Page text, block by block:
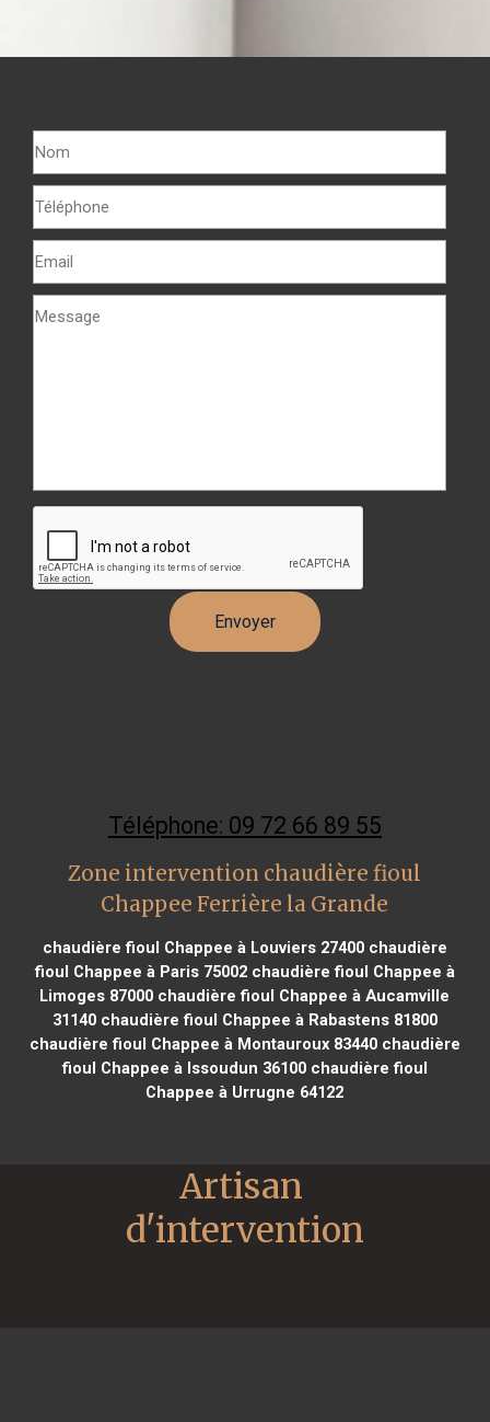
Téléphone: 09 72 66 89 55
Zone intervention chaudière fioul
Chappee Ferrière la Grande
chaudière fioul Chappee à Louviers 27400chaudière
fioul Chappee à Paris 75002chaudière fioul Chappee à
Limoges 87000 chaudière fioul Chappee à Aucamville
31140chaudière fioul Chappee à Rabastens 81800
chaudière fioul Chappee à Montauroux 83440chaudière
fioul Chappee à Issoudun 36100chaudière fioul
Chappee à Urrugne 64122
Artisan
d'intervention